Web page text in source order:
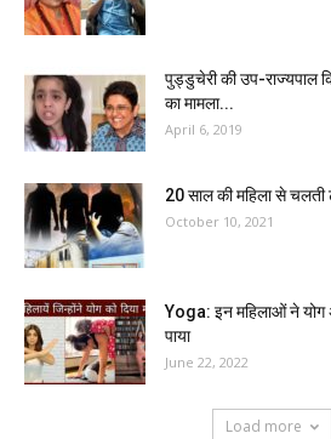
पुड्डुचेरी की उप-
का मामला...
April 6, 2019
20 साल की महिला से
October 10, 2021
Yoga: इन महिलाओं ने
पाया
June 22, 2022
Load more